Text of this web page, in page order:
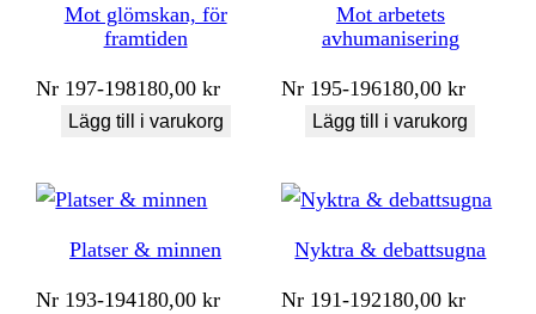
Mot glömskan, för
framtiden
Nr 197-198180,00kr
Lägg till i varukorg
Mot arbetets
avhumanisering
Nr 195-196180,00kr
Lägg till i varukorg
Platser & minnen
Nr 193-194180,00kr
Nyktra & debattsugna
Nr 191-192180,00kr